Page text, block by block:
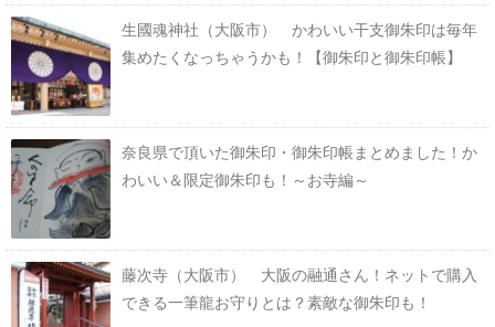
生國魂神社（大阪市） かわいい干支御朱印は毎年
集めたくなっちゃうかも！【御朱印と御朱印帳】
奈良県で頂いた御朱印・御朱印帳まとめました！か
わいい＆限定御朱印も！～お寺編～
藤次寺（大阪市） 大阪の融通さん！ネットで購入
できる一筆龍お守りとは？素敵な御朱印も！